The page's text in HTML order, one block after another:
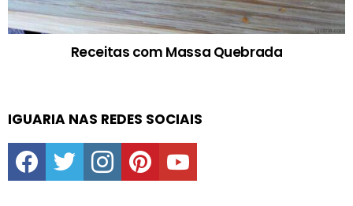
Receitas com Massa Quebrada
IGUARIA NAS REDES SOCIAIS
facebooktwitter instagrampinterestyoutube